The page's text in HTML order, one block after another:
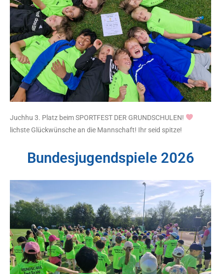
Juchhu 3. Platz beim SPORTFEST DER GRUNDSCHULEN!
lichste Glückwünsche an die Mannschaft! Ihr seid spitze!
Bundesjugendspiele 2026